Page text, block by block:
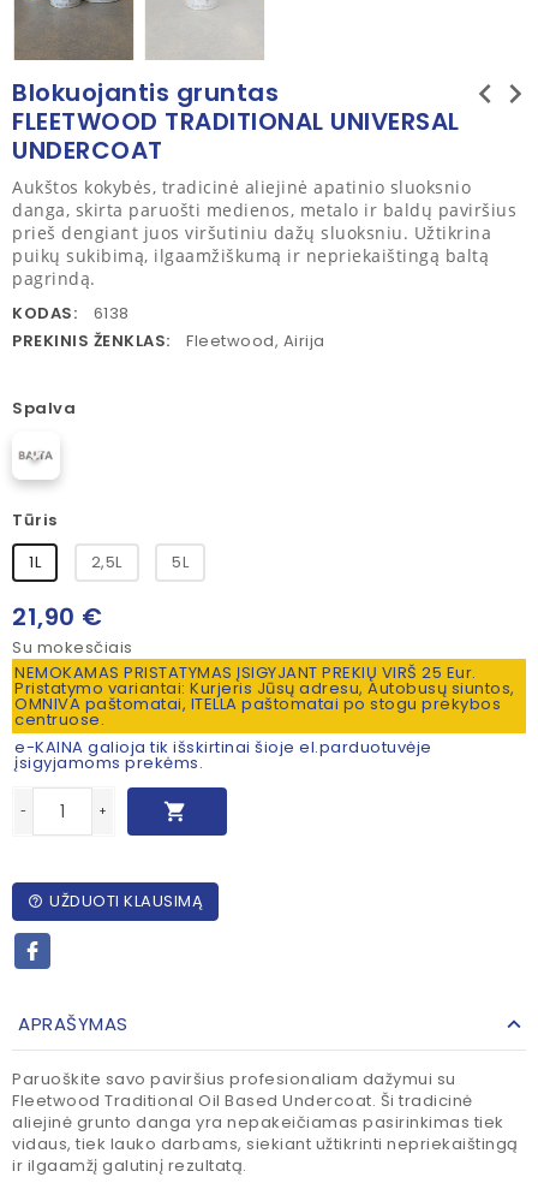
Blokuojantis gruntas
FLEETWOOD TRADITIONAL UNIVERSAL
UNDERCOAT
chevron_left chevron_right
Aukštos kokybės, tradicinė aliejinė apatinio sluoksnio
danga, skirta paruošti medienos, metalo ir baldų paviršius
prieš dengiant juos viršutiniu dažų sluoksniu. Užtikrina
puikų sukibimą, ilgaamžiškumą ir nepriekaištingą baltą
pagrindą.
KODAS:
6138
PREKINIS ŽENKLAS:
Fleetwood, Airija
Spalva
Tūris
1L
2,5L 5L
21,90 €
Su mokesčiais
NEMOKAMAS PRISTATYMAS ĮSIGYJANT PREKIŲ VIRŠ 25 Eur.
Pristatymo variantai: Kurjeris Jūsų adresu, Autobusų siuntos,
OMNIVA paštomatai, ITELLA paštomatai po stogu prekybos
centruose.
e-KAINA galioja tik išskirtinai šioje el.parduotuvėje
įsigyjamoms prekėms.
- + 
help_outline UŽDUOTI KLAUSIMĄ
APRAŠYMAS
Paruoškite savo paviršius profesionaliam dažymui su
Fleetwood Traditional Oil Based Undercoat. Ši tradicinė
aliejinė grunto danga yra nepakeičiamas pasirinkimas tiek
vidaus, tiek lauko darbams, siekiant užtikrinti nepriekaištingą
ir ilgaamžį galutinį rezultatą.